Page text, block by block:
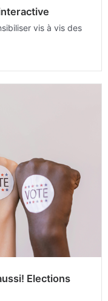
vis à vis des
Elections